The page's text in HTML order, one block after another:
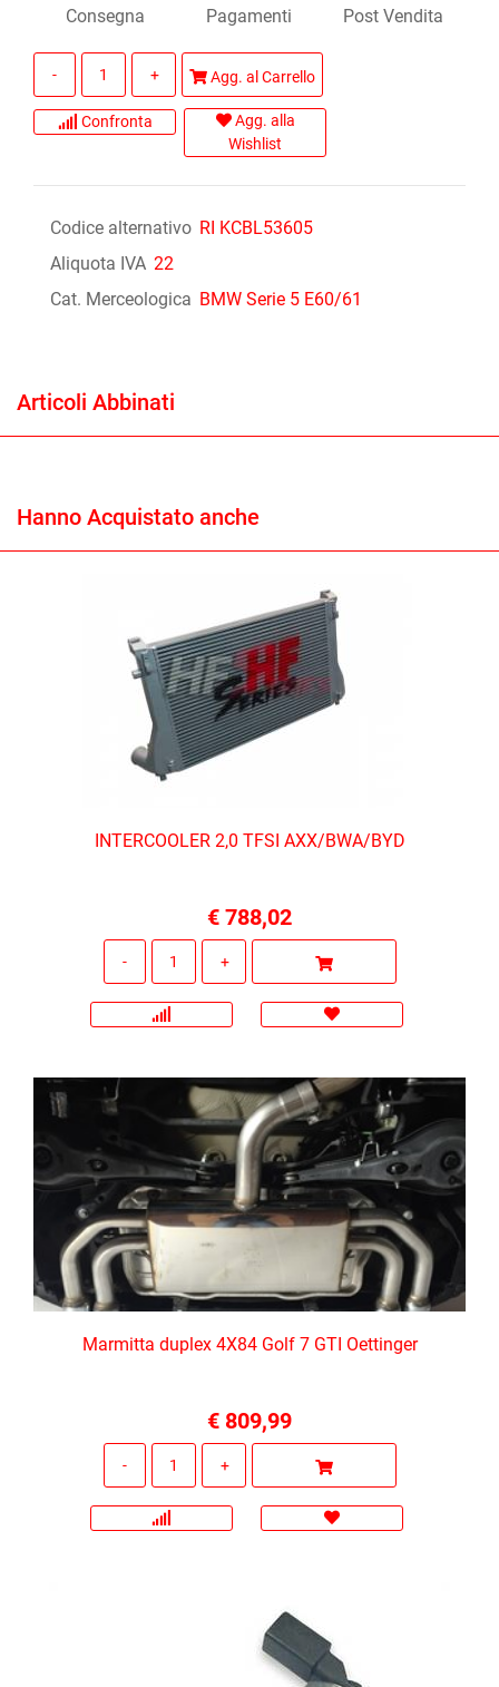
Consegna Pagamenti Post Vendita
Agg. al Carrello
Confronta
Agg. alla
Wishlist
Codice alternativo RI KCBL53605
Aliquota IVA 22
Cat. Merceologica BMW Serie 5 E60/61
Articoli Abbinati
Hanno Acquistato anche
INTERCOOLER 2,0 TFSI AXX/BWA/BYD
€ 788,02
Marmitta duplex 4X84 Golf 7 GTI Oettinger
€ 809,99